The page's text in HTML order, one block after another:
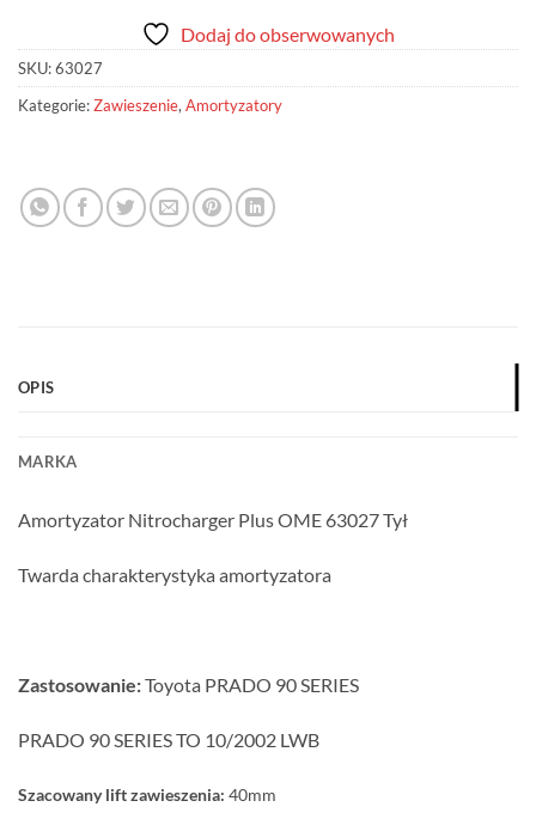
Dodaj do obserwowanych
SKU:63027
Kategorie:Zawieszenie,Amortyzatory
OPIS
MARKA
Amortyzator Nitrocharger Plus OME 63027 Tył
Twarda charakterystyka amortyzatora
Zastosowanie:Toyota PRADO 90 SERIES
PRADO 90 SERIES TO 10/2002 LWB
Szacowany lift zawieszenia: 40mm